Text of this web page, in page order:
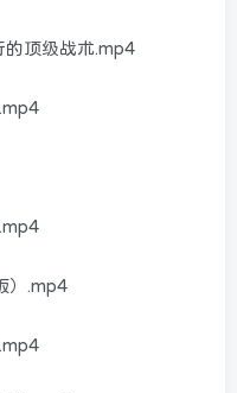
顶级战术.mp4
）.mp4